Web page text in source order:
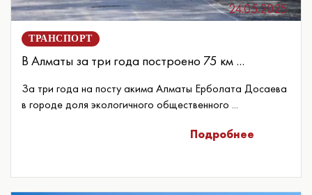
24.05.2025
ТРАНСПОРТ
В Алматы за три года построено 75 км ...
За три года на посту акима Алматы Ерболата Досаева
в городе доля экологичного общественного ...
Подробнее